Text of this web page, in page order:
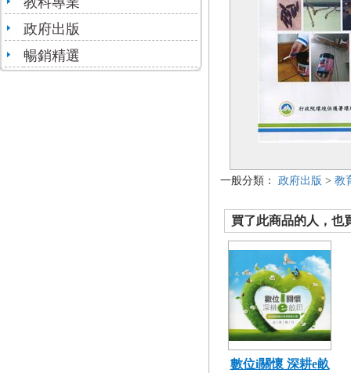
政府出版
暢銷精選
一般分類： 政府出版 > 教
買了此商品的人，也
數位i關懷 深耕e畝